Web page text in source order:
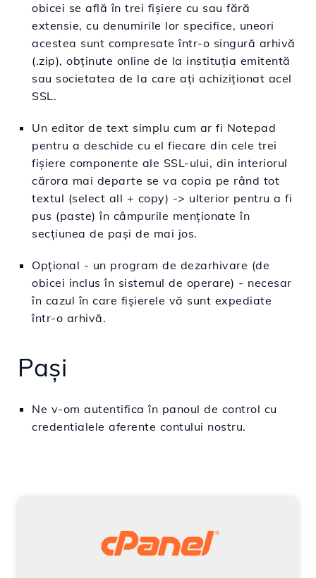
obicei se află în trei fișiere cu sau fără
extensie, cu denumirile lor specifice, uneori
acestea sunt compresate într-o singură arhivă
(.zip), obținute online de la instituția emitentă
sau societatea de la care ați achiziționat acel
SSL.
Un editor de text simplu cum ar fi Notepad
pentru a deschide cu el fiecare din cele trei
fișiere componente ale SSL-ului, din interiorul
cărora mai departe se va copia pe rând tot
textul (select all + copy) -> ulterior pentru a fi
pus (paste) în câmpurile menționate în
secțiunea de pași de mai jos.
Opțional - un program de dezarhivare (de
obicei inclus în sistemul de operare) - necesar
în cazul în care fișierele vă sunt expediate
într-o arhivă.
Pași
Ne v-om autentifica în panoul de control cu
credentialele aferente contului nostru.